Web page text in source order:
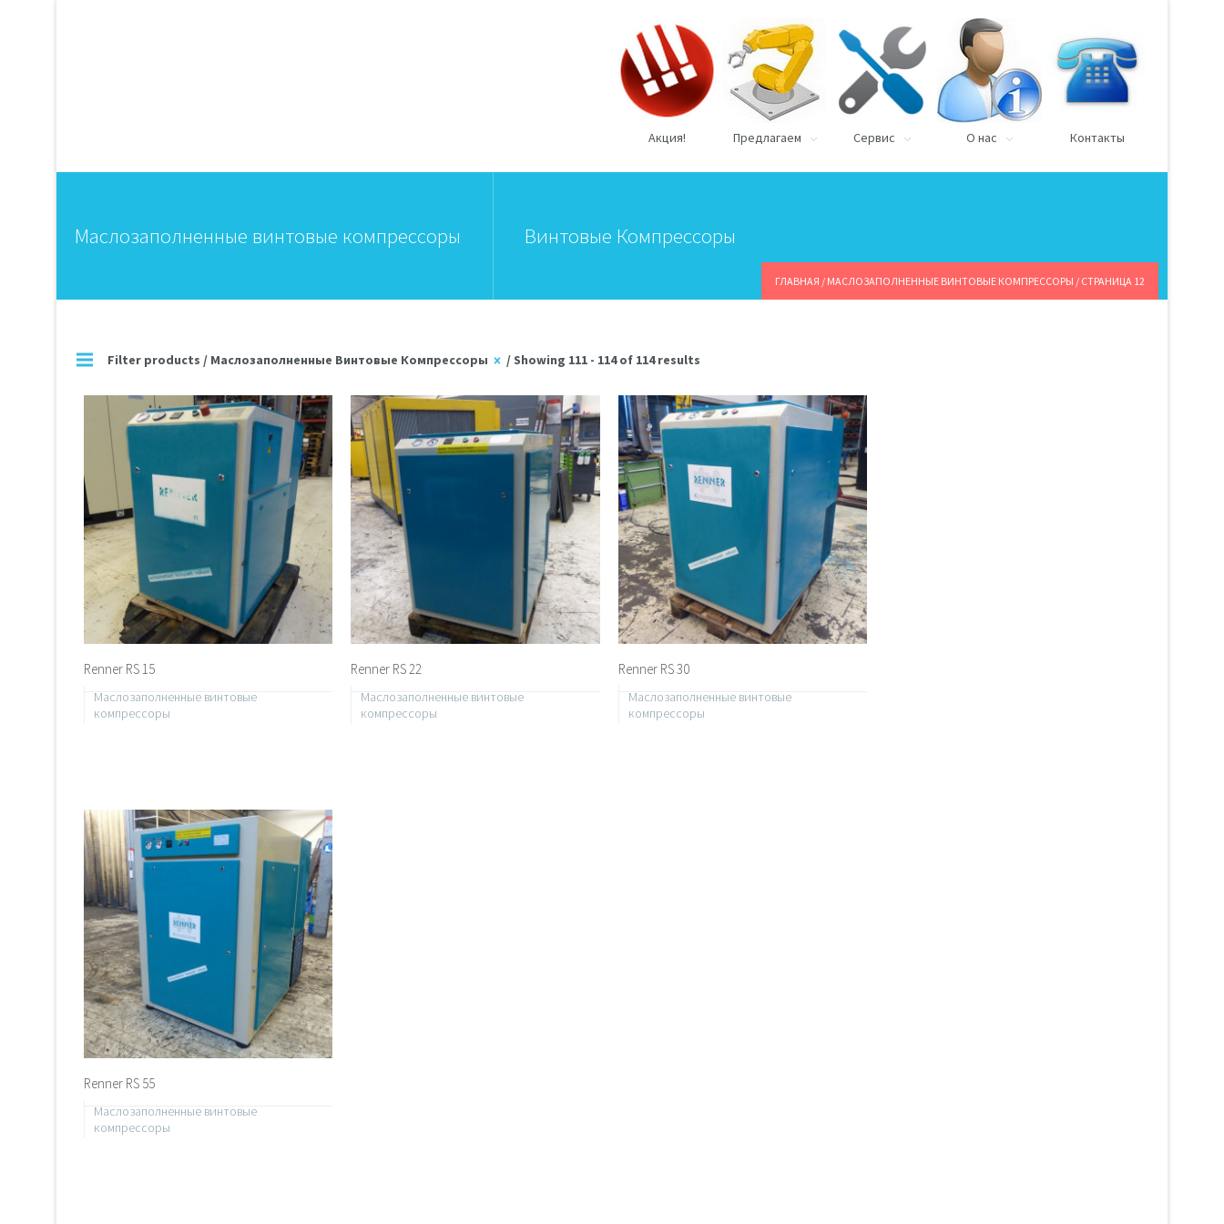
Акция! Предлагаем Сервис О нас Контакты
Маслозаполненные винтовые компрессоры Винтовые Компрессоры
ГЛАВНАЯ / МАСЛОЗАПОЛНЕННЫЕ ВИНТОВЫЕ КОМПРЕССОРЫ / СТРАНИЦА 12
Filter products / Маслозаполненные Винтовые Компрессоры / Showing 111 - 114 of 114 results
Renner RS 15
Маслозаполненные винтовые
компрессоры
Renner RS 22
Маслозаполненные винтовые
компрессоры
Renner RS 30
Маслозаполненные винтовые
компрессоры
Renner RS 55
Маслозаполненные винтовые
компрессоры